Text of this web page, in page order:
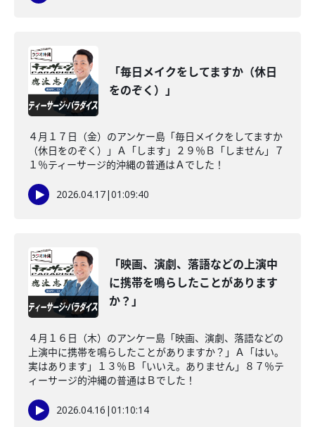
「毎日メイクをしてますか（休日
をのぞく）」
４月１７日（金）のアンケー島「毎日メイクをしてますか
（休日をのぞく）」Ａ「します」２９％Ｂ「しません」７
１％ティーサージ的沖縄の普通はＡでした！
2026.04.17|01:09:40
「映画、演劇、落語などの上演中
に携帯を鳴らしたことがあります
か？」
４月１６日（木）のアンケー島「映画、演劇、落語などの
上演中に携帯を鳴らしたことがありますか？」Ａ「はい。
実はあります」１３％Ｂ「いいえ。ありません」８７％テ
ィーサージ的沖縄の普通はＢでした！
2026.04.16 |01:10:14